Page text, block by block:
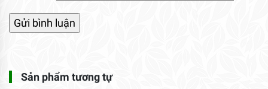
Sản phẩm tương tự